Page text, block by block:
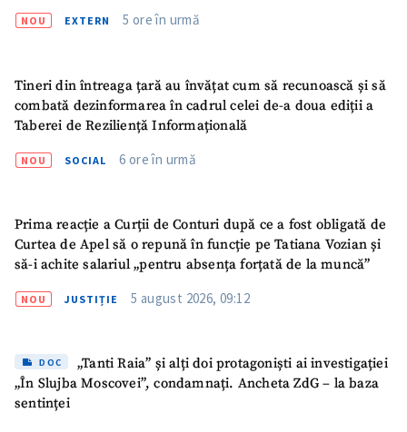
NOU EXTERN 5 ore în urmă
Tineri din întreaga țară au învățat cum să recunoască și să
combată dezinformarea în cadrul celei de-a doua ediții a
Taberei de Reziliență Informațională
NOU SOCIAL 6 ore în urmă
Prima reacție a Curții de Conturi după ce a fost obligată de
Curtea de Apel să o repună în funcție pe Tatiana Vozian și
să-i achite salariul „pentru absența forțată de la muncă”
NOU JUSTIȚIE 5 august 2026, 09:12
DOC
„Tanti Raia” și alți doi protagoniști ai investigației
„În Slujba Moscovei”, condamnați. Ancheta ZdG – la baza
sentinței
ȘTIREA MEA
Titlu știre
+ Adaugă titlu
Link media
+ Link media
CONTACT SURSĂ